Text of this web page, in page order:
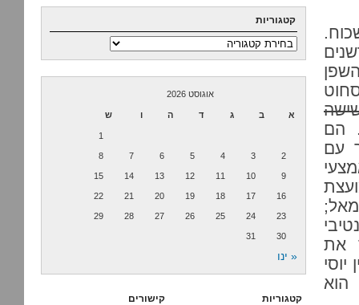
הם
עם
את
הוא
קטגוריות
קטגוריות
אוגוסט 2026
א ב ג ד ה ו ש
1
2
3
4
5
6
7
8
9
10
11
12
13
14
15
16
17
18
19
20
21
22
23
24
25
26
27
28
29
30
31
« ינו
קטגוריות קישורים